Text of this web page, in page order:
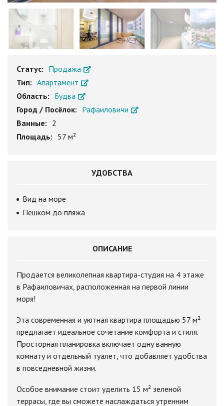
Статус: Продажа
Тип: Апартамент
Область: Будва
Город / Посёлок: Рафаиловичи
Ванные: 2
Площадь: 57 м²
УДОБСТВА
Вид на море
Пешком до пляжа
ОПИСАНИЕ
Продается великолепная квартира-студия на 4 этаже
в Рафаиловичах, расположенная на первой линии
моря!
Эта современная и уютная квартира площадью 57 м²
предлагает идеальное сочетание комфорта и стиля.
Просторная планировка включает одну ванную
комнату и отдельный туалет, что добавляет удобства
в повседневной жизни.
Особое внимание стоит уделить 15 м² зеленой
террасы, где вы сможете наслаждаться утренним